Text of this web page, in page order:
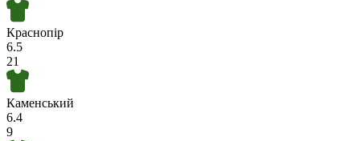
Краснопір
6.5
21
Каменський
6.4
9